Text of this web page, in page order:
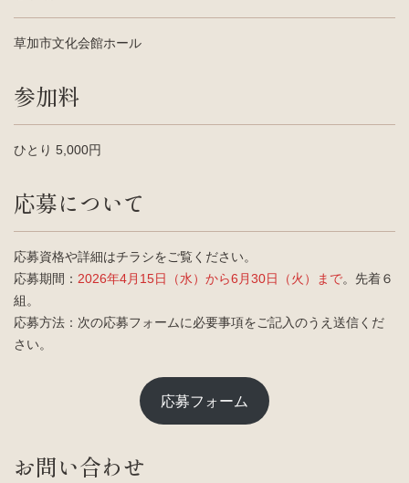
草加市文化会館ホール
参加料
ひとり 5,000円
応募について
応募資格や詳細はチラシをご覧ください。
応募期間： 2026年4月15日（水）から6月30日（火）まで。先着６
組。
応募方法：次の応募フォームに必要事項をご記入のうえ送信くだ
さい。
応募フォーム
お問い合わせ